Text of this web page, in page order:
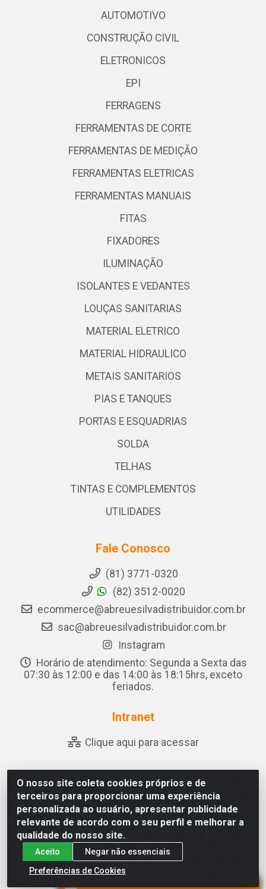
O nosso site coleta cookies próprios e de
terceiros para proporcionar uma experiência
personalizada ao usuário, apresentar publicidade
relevante de acordo com o seu perfil e melhorar a
qualidade do nosso site.
Aceito
Negar não essenciais
Preferências de Cookies
AUTOMOTIVO
CONSTRUÇÃO CIVIL
ELETRONICOS
EPI
FERRAGENS
FERRAMENTAS DE CORTE
FERRAMENTAS DE MEDIÇÃO
FERRAMENTAS ELETRICAS
FERRAMENTAS MANUAIS
FITAS
FIXADORES
ILUMINAÇÃO
ISOLANTES E VEDANTES
LOUÇAS SANITARIAS
MATERIAL ELETRICO
MATERIAL HIDRAULICO
METAIS SANITARIOS
PIAS E TANQUES
PORTAS E ESQUADRIAS
SOLDA
TELHAS
TINTAS E COMPLEMENTOS
UTILIDADES
Fale Conosco
(81) 3771-0320
(82) 3512-0020
ecommerce@abreuesilvadistribuidor.com.br
sac@abreuesilvadistribuidor.com.br
Instagram
Horário de atendimento: Segunda a Sexta das
07:30 às 12:00 e das 14:00 às 18:15hrs, exceto
feriados.
Intranet
Clique aqui para acessar
Abreu & Silva - Rua Padre Jose de Souza Leite, 265 -
Ariado, Olho D'Água das Flores/AL - CEP 57.442-000 -
CNPJ 04.790.656/0001-06